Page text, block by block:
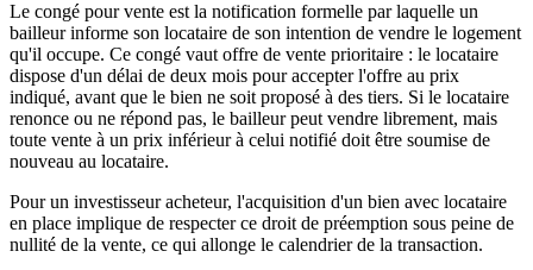
Le congé pour vente est la notification formelle par laquelle un
bailleur informe son locataire de son intention de vendre le logement
qu'il occupe. Ce congé vaut offre de vente prioritaire : le locataire
dispose d'un délai de deux mois pour accepter l'offre au prix
indiqué, avant que le bien ne soit proposé à des tiers. Si le locataire
renonce ou ne répond pas, le bailleur peut vendre librement, mais
toute vente à un prix inférieur à celui notifié doit être soumise de
nouveau au locataire.
Pour un investisseur acheteur, l'acquisition d'un bien avec locataire
en place implique de respecter ce droit de préemption sous peine de
nullité de la vente, ce qui allonge le calendrier de la transaction.